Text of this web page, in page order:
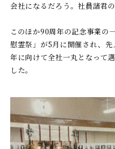
会社になるだろう。社員諸君
このほか90周年の記念事業の
慰霊祭」が5月に開催され、
年に向けて全社一丸となって
した。